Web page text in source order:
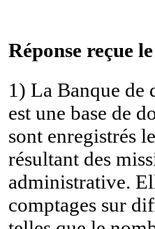
Réponse reçue
1) La Banque de
est une base de
sont enregistrés
résultant des
administrative.
comptages sur